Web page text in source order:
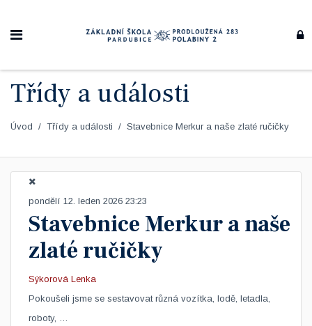
Třídy a události
Úvod Třídy a události Stavebnice Merkur a naše zlaté ručičky
pondělí 12. leden 2026 23:23
Stavebnice Merkur a naše
zlaté ručičky
Sýkorová Lenka
Pokoušeli jsme se sestavovat různá vozítka, lodě, letadla,
roboty, …